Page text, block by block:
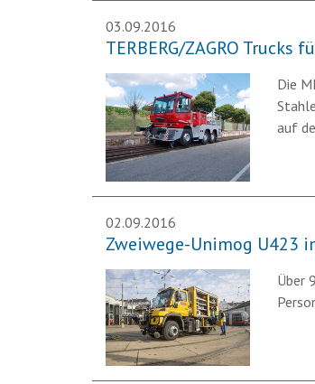
03.09.2016
TERBERG/ZAGRO Trucks
Die
auf
02.09.2016
Zweiwege-Unimog U423
Über